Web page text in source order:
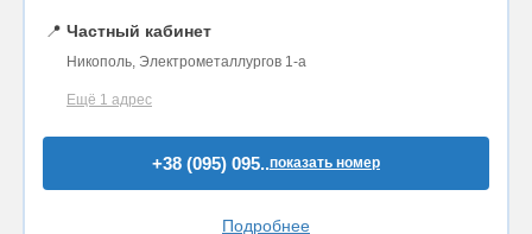
📍 Частный кабинет
Никополь, Электрометаллургов 1-а
Ещё 1 адрес
+38 (095) 095..показать номер
Подробнее